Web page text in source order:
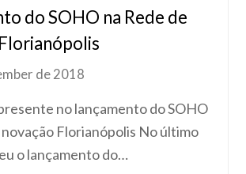
do SOHO na Rede de
de 2018
no lançamento do SOHO
Florianópolis No último
o lançamento do…